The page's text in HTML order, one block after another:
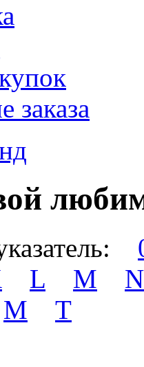
заказа
L M
N
М
Т